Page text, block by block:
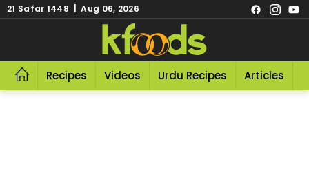
21 Safar 1448 | Aug 06, 2026
Recipes Videos Urdu Recipes Articles